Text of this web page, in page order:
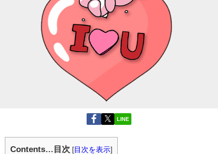
LINE
Contents…目次 [ 目次を表示]